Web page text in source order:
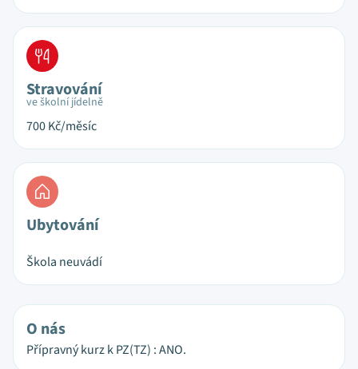
Stravování
ve školní jídelně
700Kč/měsíc
Ubytování
Škola neuvádí
O nás
Přípravný kurz k PZ(TZ) : ANO.